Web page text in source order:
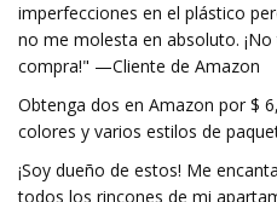
imperfecciones en el plástico
no me molesta en absoluto.
compra!" —Cliente de Amazon
Obtenga dos en Amazon por $
colores y varios estilos de
¡Soy dueño de estos! Me
todos los rincones de mi